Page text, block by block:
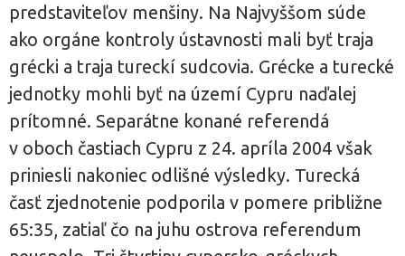
predstaviteľov menšiny. Na Najvyššom súde
ako orgáne kontroly ústavnosti mali byť traja
grécki a traja tureckí sudcovia. Grécke a turecké
jednotky mohli byť na území Cypru naďalej
prítomné. Separátne konané referendá
v oboch častiach Cypru z 24. apríla 2004 však
priniesli nakoniec odlišné výsledky. Turecká
časť zjednotenie podporila v pomere približne
65:35, zatiaľ čo na juhu ostrova referendum